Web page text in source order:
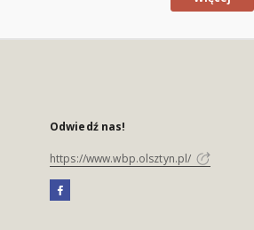
Odwiedź nas!
https://www.wbp.olsztyn.pl/